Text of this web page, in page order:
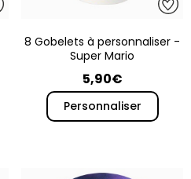
8 Gobelets à personnaliser -
Super Mario
5,90€
Personnaliser